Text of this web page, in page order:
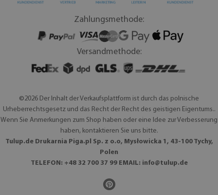
Zahlungsmethode:
Versandmethode:
©2026 Der Inhalt der Verkaufsplattform ist durch das polnische
Urheberrechtsgesetz und das Recht der Recht des geistigen Eigentums..
Wenn Sie Anmerkungen zum Shop haben oder eine Idee zur Verbesserung
haben, kontaktieren Sie uns bitte.
Tulup.de Drukarnia Piga.pl Sp. z o.o, Mysłowicka 1, 43-100 Tychy,
Polen
TELEFON: +48 32 700 37 99 EMAIL: info@tulup.de